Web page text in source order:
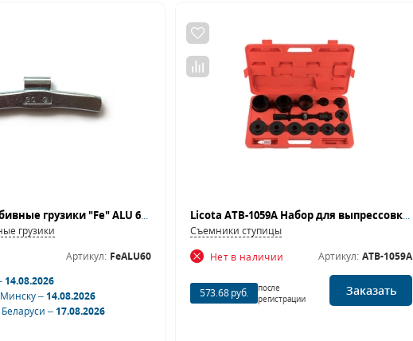
Стальные набивные грузики "Fe" ALU 60 (50шт/кор.)
грузики
Артикул: FeALU60
14.08.2026
–14.08.2026
–17.08.2026
Licota ATB-1059A Набор для выпрессовки и запрессовки ступичных подшипников
Съемники ступицы
Нет в наличии
Артикул: ATB-1059A
573.68 руб.
после
регистрации
Заказать